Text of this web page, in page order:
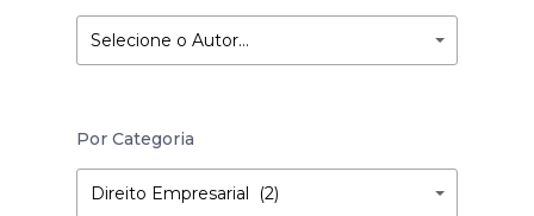
Selecione o Autor…
Por Categoria
Por
Categoria
Direito Empresarial (2)
Categoria